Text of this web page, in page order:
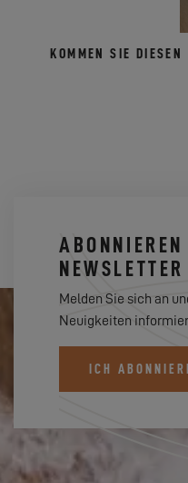
KOMMEN SIE
NEWSLETTER
Melden Sie sich an
Neuigkeiten
ICH